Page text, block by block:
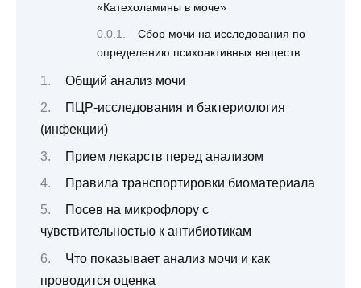
«Катехоламины в моче»
Сбор мочи на исследования по
определению психоактивных веществ
Общий анализ мочи
ПЦР-исследования и бактериология
(инфекции)
Прием лекарств перед анализом
Правила транспортировки биоматериала
Посев на микрофлору с
чувствительностью к антибиотикам
Что показывает анализ мочи и как
проводится оценка